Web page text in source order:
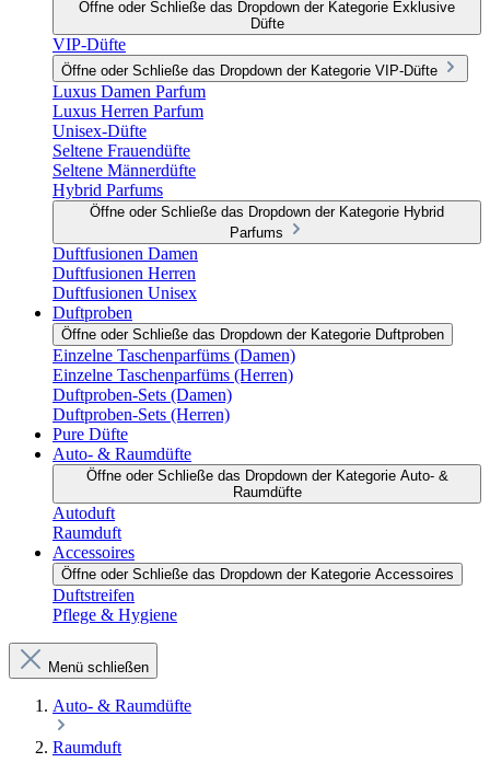
Öffne oder Schließe das Dropdown der Kategorie Exklusive
Düfte
VIP-Düfte
Öffne oder Schließe das Dropdown der Kategorie VIP-Düfte
Luxus Damen Parfum
Luxus Herren Parfum
Unisex-Düfte
Seltene Frauendüfte
Seltene Männerdüfte
Hybrid Parfums
Öffne oder Schließe das Dropdown der Kategorie Hybrid
Parfums
Duftfusionen Damen
Duftfusionen Herren
Duftfusionen Unisex
Duftproben
Öffne oder Schließe das Dropdown der Kategorie Duftproben
Einzelne Taschenparfüms (Damen)
Einzelne Taschenparfüms (Herren)
Duftproben-Sets (Damen)
Duftproben-Sets (Herren)
Pure Düfte
Auto- & Raumdüfte
Öffne oder Schließe das Dropdown der Kategorie Auto- &
Raumdüfte
Autoduft
Raumduft
Accessoires
Öffne oder Schließe das Dropdown der Kategorie Accessoires
Duftstreifen
Pflege & Hygiene
Menü schließen
Auto- & Raumdüfte
Raumduft